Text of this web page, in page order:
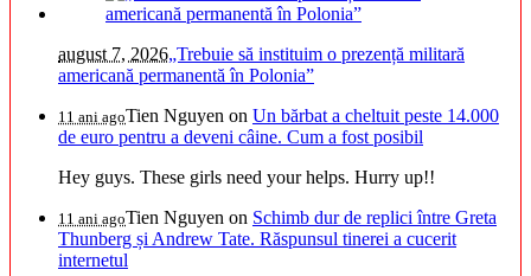
august 7, 2026„Trebuie să instituim o prezență militară
americană permanentă în Polonia”
11 ani agoTien Nguyen on Un bărbat a cheltuit peste 14.000
de euro pentru a deveni câine. Cum a fost posibil
Hey guys. These girls need your helps. Hurry up!!
11 ani agoTien Nguyen on Schimb dur de replici între Greta
Thunberg și Andrew Tate. Răspunsul tinerei a cucerit
internetul